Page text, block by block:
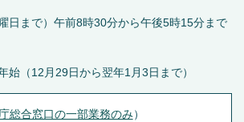
日まで）午前8時30分から午後5時15分まで
始（12月29日から翌年1月3日まで）
総合窓口の一部業務のみ ）